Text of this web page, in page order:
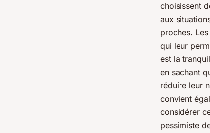
choisissent
aux
proches.
qui leur
est la
en sachant
réduire leur
convient
considérer
pessimiste